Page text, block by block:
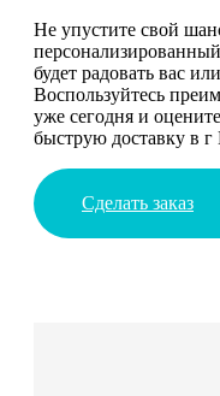
Не упустите свой
будет радовать вас
Воспользуйтесь
уже сегодня и
быструю доставку в
Сделать заказ